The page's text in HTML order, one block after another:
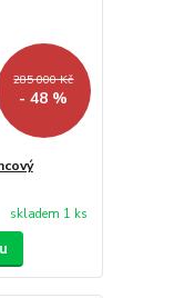
285 000 Kč
- 48 %
skladem 1 ks